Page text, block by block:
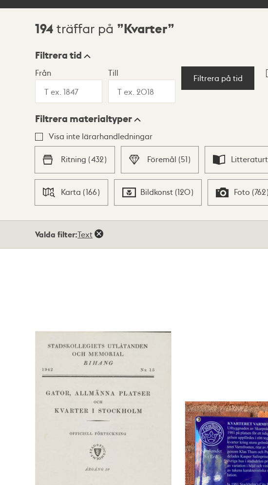
Sökresultat
194 träffar på Kvarter
Visningsläge
Lista Karta
Filtrera tid
Från Till
Filtrera på tid
Filtrera materialtyper
Visa inte lärarhandledningar
Ritning (432) Föremål (51)
Karta (166) Bildkonst (120) Foto (762)
träffarValda filter:Text